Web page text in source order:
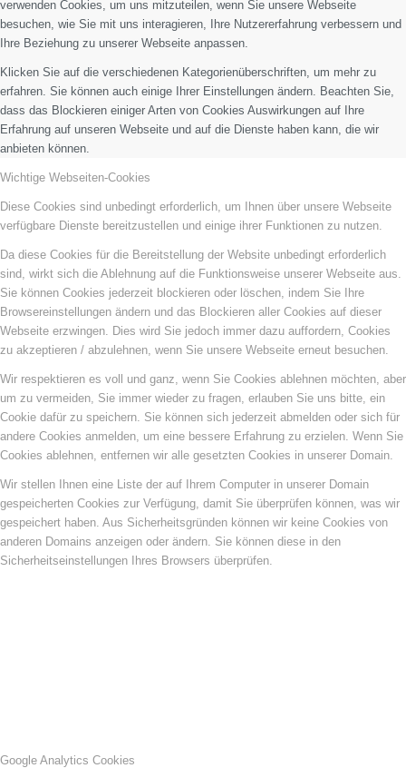
verwenden Cookies, um uns mitzuteilen, wenn Sie unsere Webseite
besuchen, wie Sie mit uns interagieren, Ihre Nutzererfahrung verbessern und
Ihre Beziehung zu unserer Webseite anpassen.
Klicken Sie auf die verschiedenen Kategorienüberschriften, um mehr zu
erfahren. Sie können auch einige Ihrer Einstellungen ändern. Beachten Sie,
dass das Blockieren einiger Arten von Cookies Auswirkungen auf Ihre
Erfahrung auf unseren Webseite und auf die Dienste haben kann, die wir
anbieten können.
Wichtige Webseiten-Cookies
Diese Cookies sind unbedingt erforderlich, um Ihnen über unsere Webseite
verfügbare Dienste bereitzustellen und einige ihrer Funktionen zu nutzen.
Da diese Cookies für die Bereitstellung der Website unbedingt erforderlich
sind, wirkt sich die Ablehnung auf die Funktionsweise unserer Webseite aus.
Sie können Cookies jederzeit blockieren oder löschen, indem Sie Ihre
Browsereinstellungen ändern und das Blockieren aller Cookies auf dieser
Webseite erzwingen. Dies wird Sie jedoch immer dazu auffordern, Cookies
zu akzeptieren / abzulehnen, wenn Sie unsere Webseite erneut besuchen.
Wir respektieren es voll und ganz, wenn Sie Cookies ablehnen möchten, aber
um zu vermeiden, Sie immer wieder zu fragen, erlauben Sie uns bitte, ein
Cookie dafür zu speichern. Sie können sich jederzeit abmelden oder sich für
andere Cookies anmelden, um eine bessere Erfahrung zu erzielen. Wenn Sie
Cookies ablehnen, entfernen wir alle gesetzten Cookies in unserer Domain.
Wir stellen Ihnen eine Liste der auf Ihrem Computer in unserer Domain
gespeicherten Cookies zur Verfügung, damit Sie überprüfen können, was wir
gespeichert haben. Aus Sicherheitsgründen können wir keine Cookies von
anderen Domains anzeigen oder ändern. Sie können diese in den
Sicherheitseinstellungen Ihres Browsers überprüfen.
Google Analytics Cookies